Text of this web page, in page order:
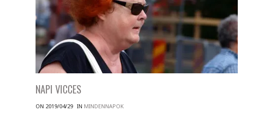
NAPI VICCES
ON 2019/04/29 IN MINDENNAPOK